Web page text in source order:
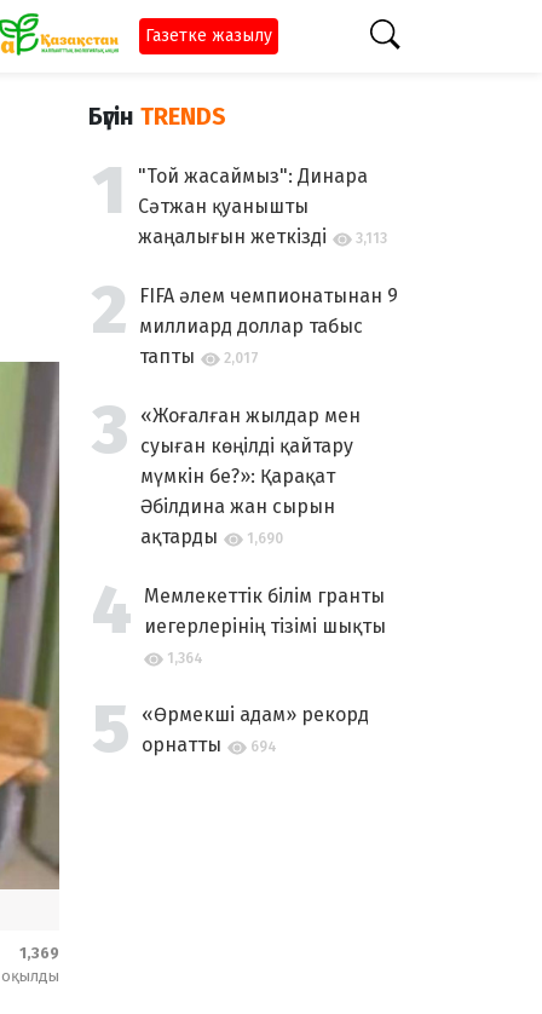
Газетке жазылу
1,369
оқылды
Бүгін TRENDS
"Той жасаймыз": Динара
Сәтжан қуанышты
жаңалығын жеткізді
3,113
FIFA әлем чемпионатынан 9
миллиард доллар табыс
тапты
2,017
«Жоғалған жылдар мен
суыған көңілді қайтару
мүмкін бе?»: Қарақат
Әбілдина жан сырын
ақтарды
1,690
Мемлекеттік білім гранты
иегерлерінің тізімі шықты
1,364
«Өрмекші адам» рекорд
орнатты
694